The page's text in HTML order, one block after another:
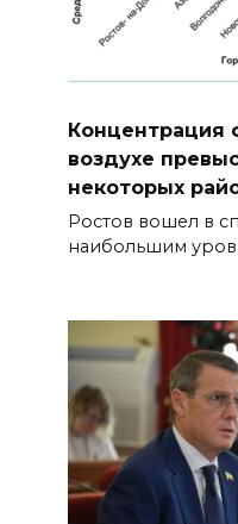
Концентрация
воздухе
некоторых
Ростов вошел в
наибольшим